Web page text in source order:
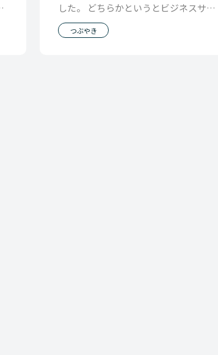
した。 どちらかというとビジネスサイ
ドに人生を振った僕とは違い 自分が信
じている道をい
つぶやき